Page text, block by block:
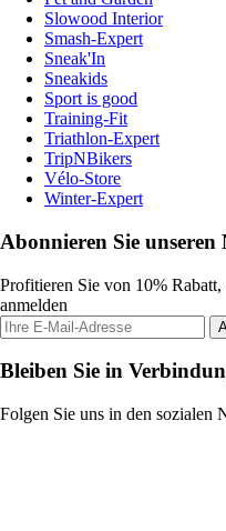
Slowood Interior
Smash-Expert
Sneak'In
Sneakids
Sport is good
Training-Fit
Triathlon-Expert
TripNBikers
Vélo-Store
Winter-Expert
Abonnieren Sie unseren
Profitieren Sie von 10%
anmelden
Bleiben Sie in
Folgen Sie uns in den sozialen